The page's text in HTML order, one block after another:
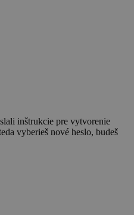
inštrukcie pre vytvorenie
vyberieš nové heslo, budeš